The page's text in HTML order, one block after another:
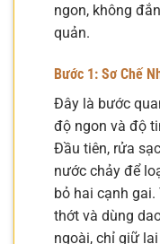
ngon, không
quản.
Bước 1: Sơ Chế
Đây là bước
độ ngon và độ
Đầu tiên, rửa
nước chảy để
bỏ hai cạnh
thớt và dùng
ngoài, chỉ giữ